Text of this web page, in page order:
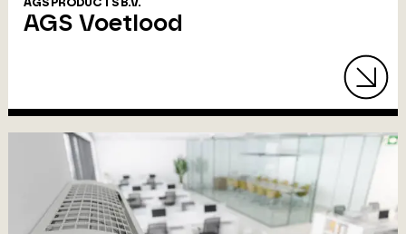
AGS PRODUCTS B.V.
AGS Voetlood